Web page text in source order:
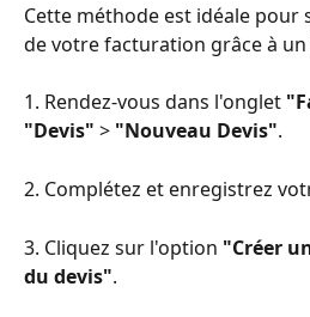
Cette méthode est idéale pour
de votre facturation grâce à
1. Rendez-vous dans l'onglet
"Devis" > "Nouveau Devis".
2. Complétez et enregistrez
3. Cliquez sur l'option "Créer
du devis".